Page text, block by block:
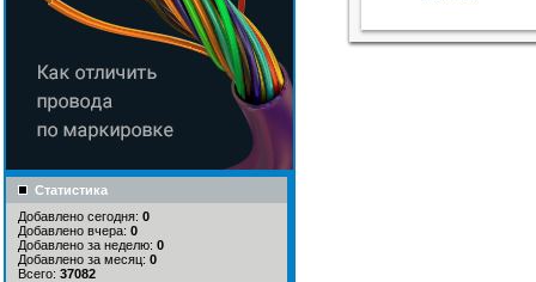
Статистика
Добавлено сегодня: 0
Добавлено вчера: 0
Добавлено за неделю: 0
Добавлено за месяц: 0
Всего: 37082